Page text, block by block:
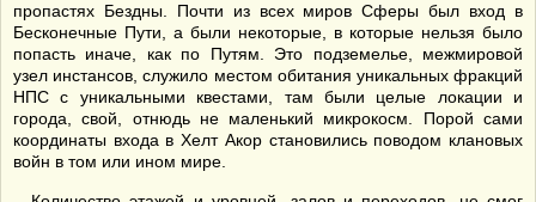
пропастях Бездны. Почти из всех миров Сферы был вход в
Бесконечные Пути, а были некоторые, в которые нельзя было
попасть иначе, как по Путям. Это подземелье, межмировой
узел инстансов, служило местом обитания уникальных фракций
НПС с уникальными квестами, там были целые локации и
города, свой, отнюдь не маленький микрокосм. Порой сами
координаты входа в Хелт Акор становились поводом клановых
войн в том или ином мире.